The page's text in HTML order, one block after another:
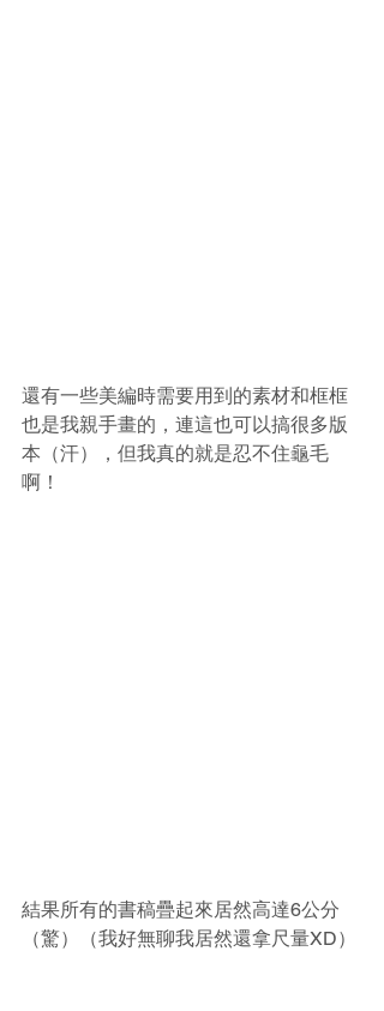
還有一些美編時需要用到的素材和框框
也是我親手畫的，連這也可以搞很多版
本（汗），但我真的就是忍不住龜毛
啊！
結果所有的書稿疊起來居然高達6公分
（驚）（我好無聊我居然還拿尺量XD）